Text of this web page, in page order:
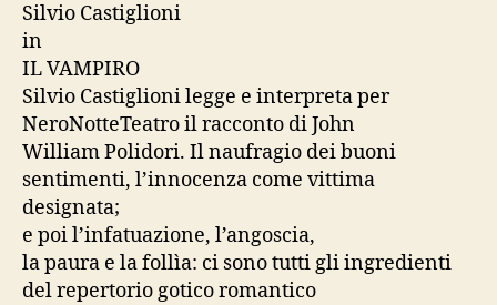
Silvio Castiglioni
in
IL VAMPIRO
Silvio Castiglioni legge e interpreta per
NeroNotteTeatro il racconto di John
William Polidori. Il naufragio dei buoni
sentimenti, l’innocenza come vittima
designata;
e poi l’infatuazione, l’angoscia,
la paura e la follìa: ci sono tutti gli ingredienti
del repertorio gotico romantico